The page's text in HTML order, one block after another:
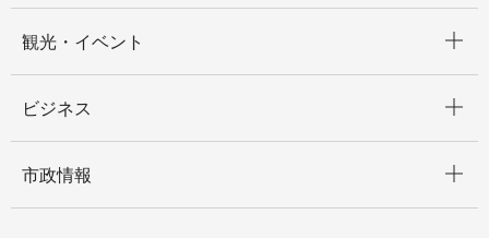
観光・イベント
ビジネス
市政情報